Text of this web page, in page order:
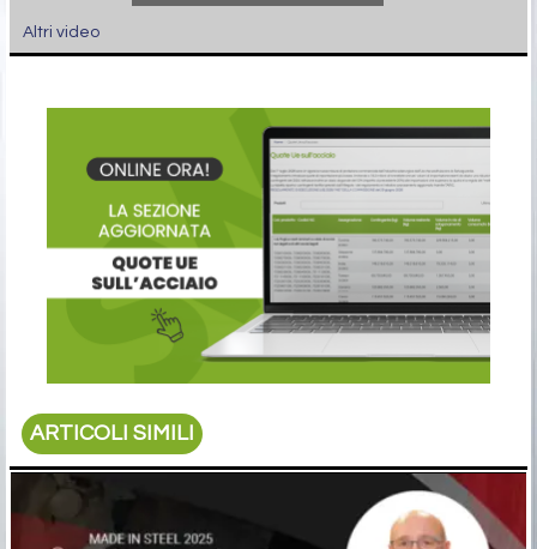
Altri video
ARTICOLI SIMILI